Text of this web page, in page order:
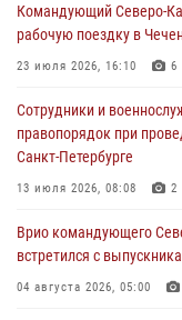
Росгвардии по
07 августа 2026, 07:45
Кубани
07 августа 2026, 06:49
В Саранске
07 августа 2026, 06:15
Росгвардейцы оказали
Командующий Северо-
рабочую поездку в
23 июля 2026, 16:10 6
Сотрудники и
правопорядок при
Санкт-Петербурге
13 июля 2026, 08:08 2
Врио командующего
встретился с
04 августа 2026, 05:00